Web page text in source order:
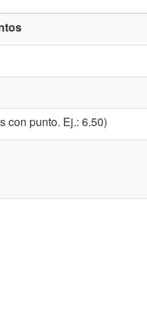
con punto. Ej.: 6.50)